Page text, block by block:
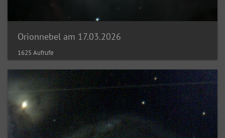
Orionnebel am 17.03.2026
1625 Aufrufe